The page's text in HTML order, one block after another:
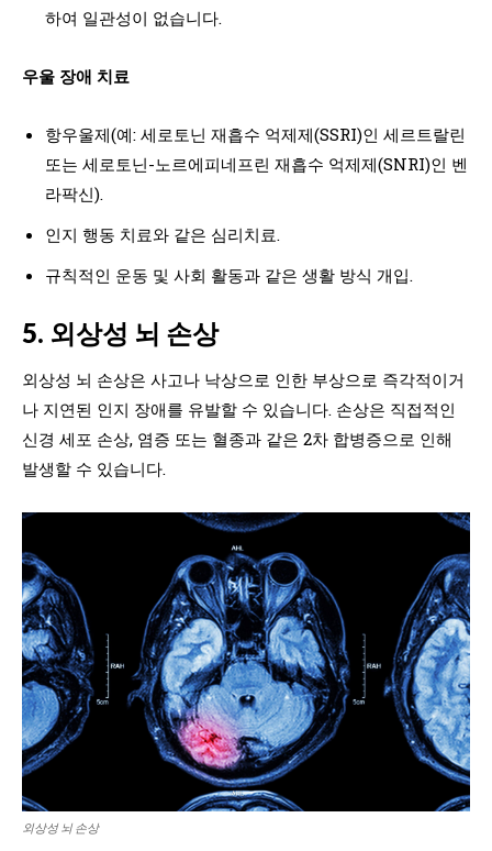
하여 일관성이 없습니다.
우울 장애 치료
항우울제(예: 세로토닌 재흡수 억제제(SSRI)인 세르트랄린
또는 세로토닌-노르에피네프린 재흡수 억제제(SNRI)인 벤
라팍신).
인지 행동 치료와 같은 심리치료.
규칙적인 운동 및 사회 활동과 같은 생활 방식 개입.
5. 외상성 뇌 손상
외상성 뇌 손상은 사고나 낙상으로 인한 부상으로 즉각적이거
나 지연된 인지 장애를 유발할 수 있습니다. 손상은 직접적인
신경 세포 손상, 염증 또는 혈종과 같은 2차 합병증으로 인해
발생할 수 있습니다.
외상성 뇌 손상